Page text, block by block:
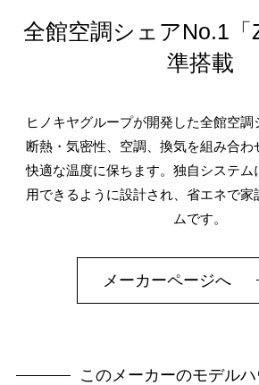
全館空調シェアNo.1「
準搭載
ヒノキヤグループが開発した全館空
断熱・気密性、空調、換気を組み合わ
快適な温度に保ちます。独自システム
用できるように設計され、省エネで家
ムです。
メーカーページへ
このメーカーのモデル